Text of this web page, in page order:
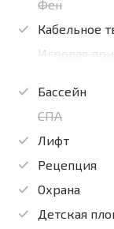
Фен
Кабельное
Игровая
Бассейн
СПА
Лифт
Рецепция
Охрана
Детская